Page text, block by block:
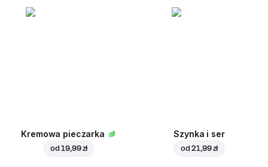
Kremowa pieczarka
od19,99 zł
Szynka i ser
od21,99 zł